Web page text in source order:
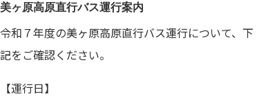
美ヶ原高原直行バス運行案内
令和７年度の美ヶ原高原直行バス運行について、下
記をご確認ください。
【運行日】